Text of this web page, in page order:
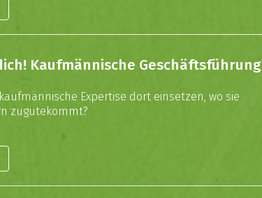
Kaufmännische Geschäftsführung
Expertise dort einsetzen, wo sie
zugutekommt?